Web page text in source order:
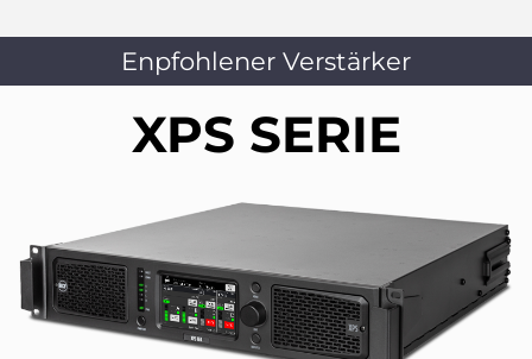
Enpfohlener Verstärker
XPS SERIE